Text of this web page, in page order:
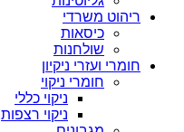
ריהוט משרדי
כיסאות
שולחנות
חומרי ועזרי ניקיון
חומרי ניקוי
ניקוי כללי
ניקוי רצפות